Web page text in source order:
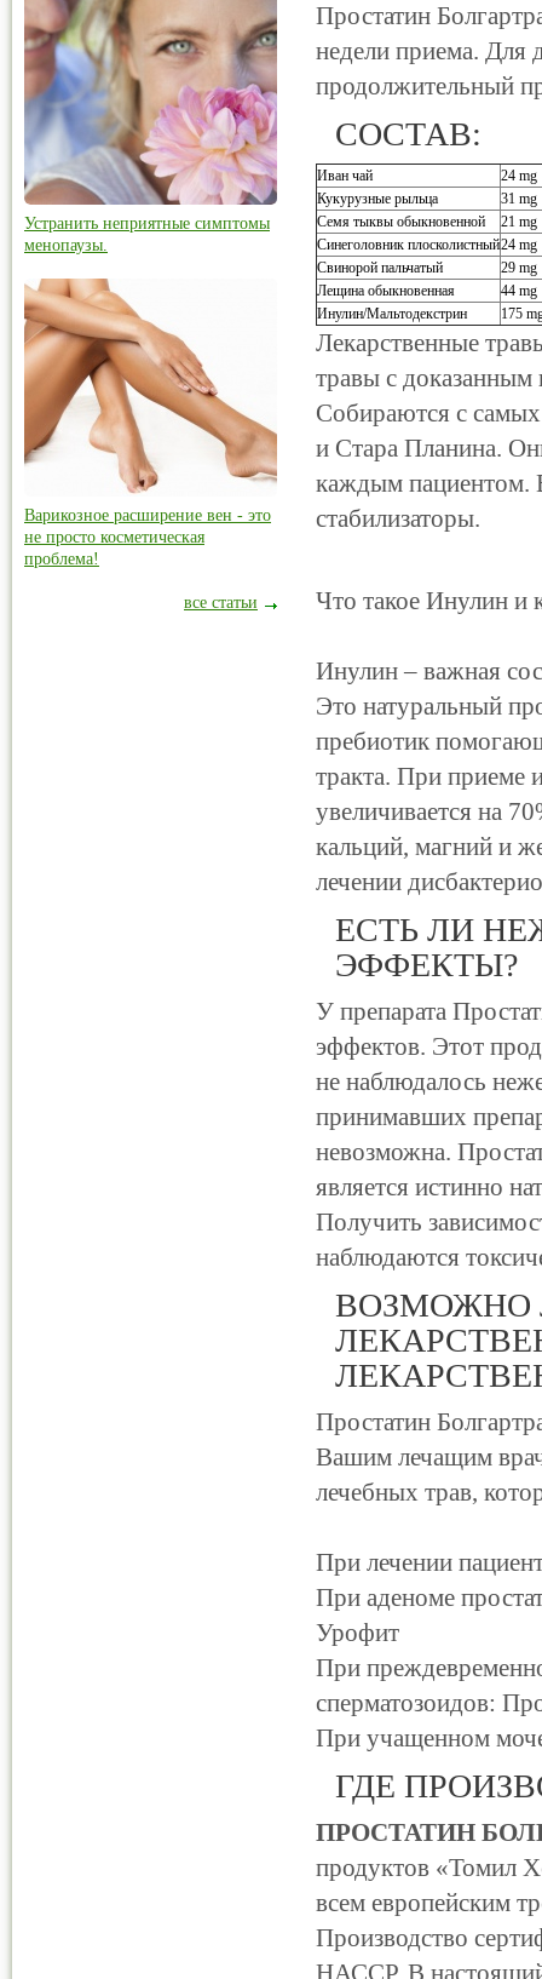
Простатин
недели приема. Для
продолжительный
СОСТАВ:
Иван чай
24 mg
Кукурузные рыльца
31 mg
Семя тыквы обыкновенной
21 mg
Синеголовник плосколистный24 mg
Свинорой пальчатый
29 mg
Лещина обыкновенная
44 mg
Инулин/Мальтодекстрин
175
Лекарственные
травы с
Собираются с
и Стара Планина.
каждым пациентом.
стабилизаторы.
Что такое Инулин и
Инулин – важная
Это натуральный
пребиотик
тракта. При приеме
увеличивается на
кальций, магний и
лечении
ЕСТЬ ЛИ
ЭФФЕКТЫ?
У препарата
эффектов. Этот
не наблюдалось
принимавших
невозможна.
является истинно
Получить
наблюдаются
ВОЗМОЖНО
Простатин
Вашим лечащим
лечебных трав,
При лечении
При аденоме
Урофит
При
сперматозоидов:
При учащенном
ГДЕ
ПРОСТАТИН
продуктов «Томил
всем европейским
Производство
НАССР. В настоящий
Устранить неприятные симптомы
менопаузы.
Варикозное расширение вен - это
не просто косметическая
проблема!
все статьи